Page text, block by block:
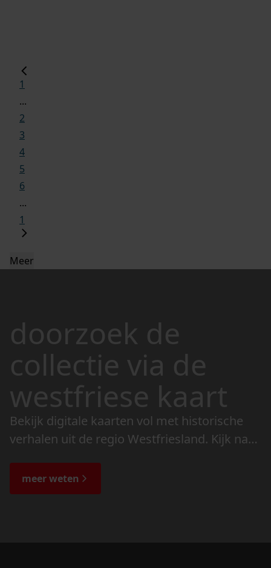
1
...
2
3
4
5
6
...
1
Meer
doorzoek de
collectie via de
westfriese kaart
Bekijk digitale kaarten vol met historische
verhalen uit de regio Westfriesland. Kijk naar
de bijzondere verhalen.
meer weten